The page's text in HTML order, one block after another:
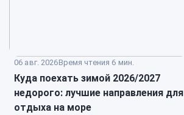
06 авг. 2026Время чтения 6 мин.
Куда поехать зимой 2026/2027
недорого: лучшие направления для
отдыха на море